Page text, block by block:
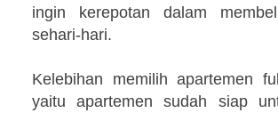
ingin kerepotan dalam
sehari-hari.
Kelebihan memilih apartemen
yaitu apartemen sudah siap